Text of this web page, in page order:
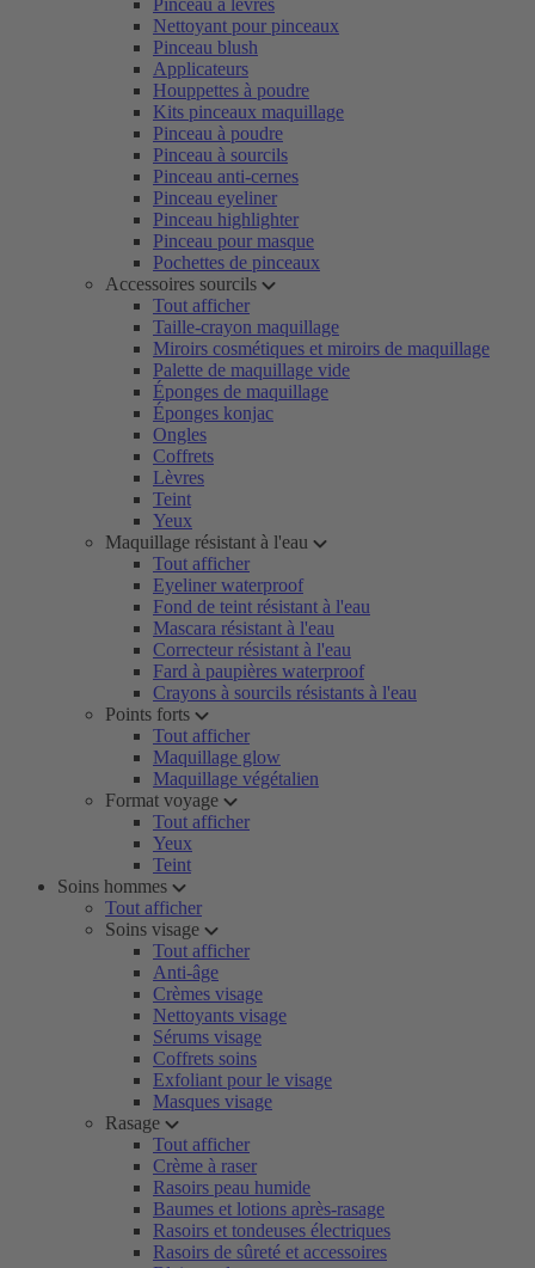
Pinceau à lèvres
Nettoyant pour pinceaux
Pinceau blush
Applicateurs
Houppettes à poudre
Kits pinceaux maquillage
Pinceau à poudre
Pinceau à sourcils
Pinceau anti-cernes
Pinceau eyeliner
Pinceau highlighter
Pinceau pour masque
Pochettes de pinceaux
Accessoires sourcils
Tout afficher
Taille-crayon maquillage
Miroirs cosmétiques et miroirs de maquillage
Palette de maquillage vide
Éponges de maquillage
Éponges konjac
Ongles
Coffrets
Lèvres
Teint
Yeux
Maquillage résistant à l'eau
Tout afficher
Eyeliner waterproof
Fond de teint résistant à l'eau
Mascara résistant à l'eau
Correcteur résistant à l'eau
Fard à paupières waterproof
Crayons à sourcils résistants à l'eau
Points forts
Tout afficher
Maquillage glow
Maquillage végétalien
Format voyage
Tout afficher
Yeux
Teint
Soins hommes
Tout afficher
Soins visage
Tout afficher
Anti-âge
Crèmes visage
Nettoyants visage
Sérums visage
Coffrets soins
Exfoliant pour le visage
Masques visage
Rasage
Tout afficher
Crème à raser
Rasoirs peau humide
Baumes et lotions après-rasage
Rasoirs et tondeuses électriques
Rasoirs de sûreté et accessoires